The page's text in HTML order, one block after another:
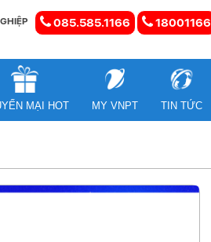
085.585.1166 18001166
MẠI HOT MY VNPT TIN TỨC